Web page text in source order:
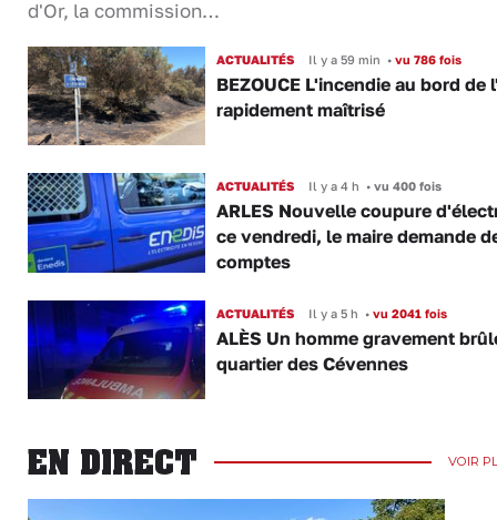
d'Or, la commission…
ACTUALITÉS Il y a 59 min •vu 786 fois
BEZOUCE L'incendie au bord de
rapidement maîtrisé
ACTUALITÉS Il y a 4 h •vu 400 fois
ARLES Nouvelle coupure
ce vendredi, le maire demande
comptes
ACTUALITÉS Il y a 5 h •vu 2041 fois
ALÈS Un homme gravement
quartier des Cévennes
EN DIRECT VOIR